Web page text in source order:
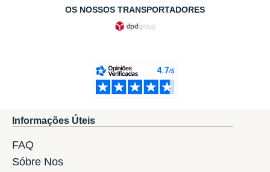
OS NOSSOS TRANSPORTADORES
Informações Úteis
FAQ
Sóbre Nos